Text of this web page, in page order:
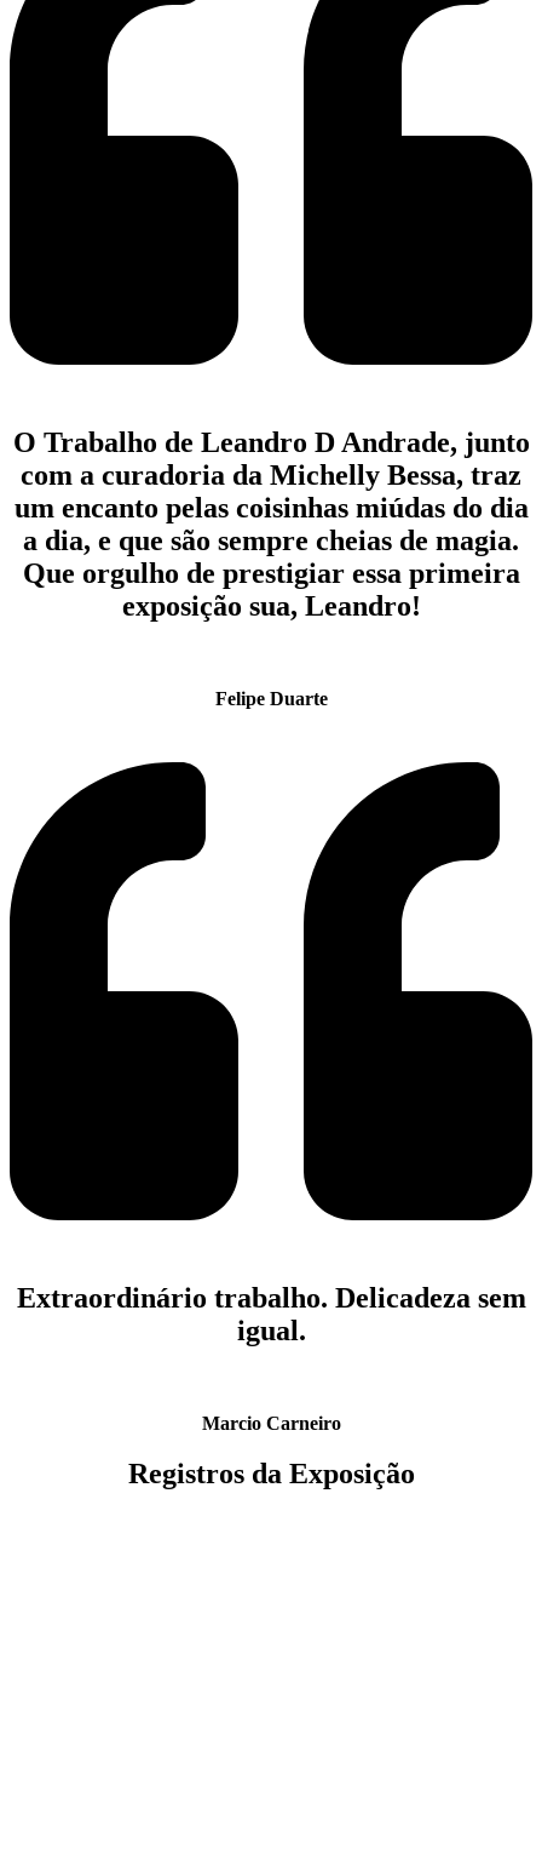
O Trabalho de Leandro D Andrade, junto
com a curadoria da Michelly Bessa, traz
um encanto pelas coisinhas miúdas do dia
a dia, e que são sempre cheias de magia.
Que orgulho de prestigiar essa primeira
exposição sua, Leandro!
Felipe Duarte
Extraordinário trabalho. Delicadeza sem
igual.
Marcio Carneiro
Registros da Exposição